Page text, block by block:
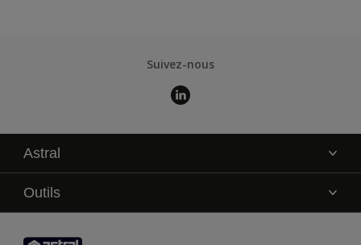
Suivez-nous
Astral
La marque
Service technique
Contact
Outils